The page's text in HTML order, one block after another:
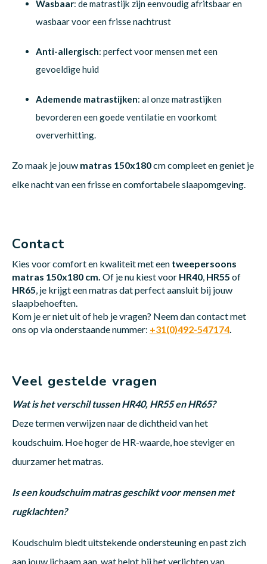
Wasbaar: de matrastijk zijn eenvoudig afritsbaar en
wasbaar voor een frisse nachtrust
Anti-allergisch: perfect voor mensen met een
gevoeldige huid
Ademende matrastijken: al onze matrastijken
bevorderen een goede ventilatie en voorkomt
oververhitting.
Zo maak je jouw matras 150x180cm compleet en geniet je
elke nacht van een frisse en comfortabele slaapomgeving.
Contact
Kies voor comfort en kwaliteit met een tweepersoons
matras 150x180 cm. Of je nu kiest voor HR40 HR55 of
HR65 , je krijgt een matras dat perfect aansluit bij jouw
slaapbehoeften.
Kom je er niet uit of heb je vragen? Neem dan contact met
ons op via onderstaande nummer: +31(0)492-547174
Veel gestelde vragen
Wat is het verschil tussen HR40, HR55 en HR65?
Deze termen verwijzen naar de dichtheid van het
koudschuim. Hoe hoger de HR-waarde, hoe steviger en
duurzamer het matras.
Is een koudschuim matras geschikt voor mensen met
rugklachten?
Koudschuim biedt uitstekende ondersteuning en past zich
aan jouw lichaam aan, wat helpt bij het verlichten van